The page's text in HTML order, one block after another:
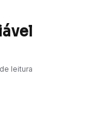
leitura